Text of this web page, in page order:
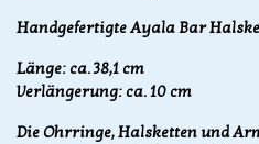
HandgefertigteAyala Bar
Länge: ca. 38,1 cm
Verlängerung: ca. 10 cm
Die Ohrringe, Halsketten und